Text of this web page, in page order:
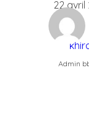
22 avril
Admin